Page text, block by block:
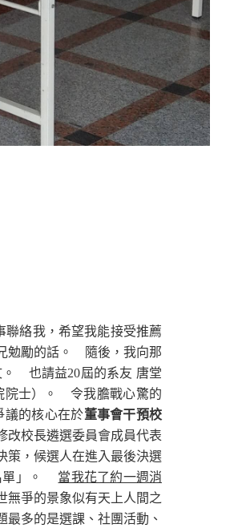
絡我，希望我能接受推薦
勉勵的話。 隨後，我向那
。 也請益20屆的系友 唐堂
院士）。 令我膽戰心驚的
議的核心在於董事會干預校
改校長遴選委員會成員代表
策，候選人在進入最後決選
單」。 當我花了約一週消
爭的景象似有天上人間之
多的是選課、社團活動、